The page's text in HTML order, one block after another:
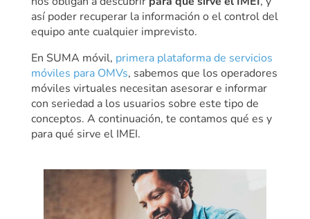
así poder recuperar la información o el control del
equipo ante cualquier imprevisto.
En SUMA móvil, primera plataforma de servicios
móviles para OMVs, sabemos que los operadores
móviles virtuales necesitan asesorar e informar
con seriedad a los usuarios sobre este tipo de
conceptos. A continuación, te contamos qué es y
para qué sirve el IMEI.